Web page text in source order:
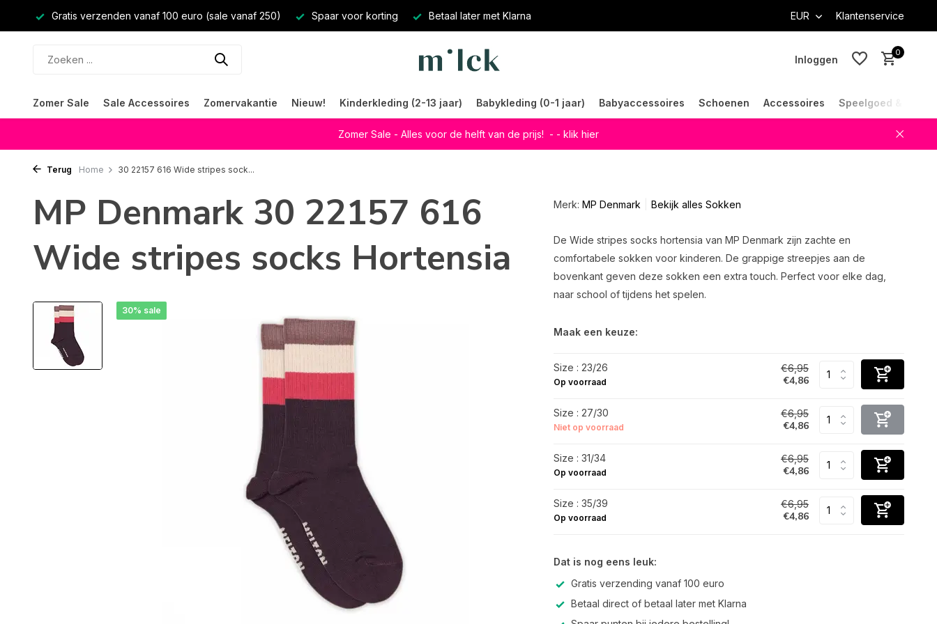
Gratis verzenden vanaf 100 euro (sale vanaf 250) Spaar voor korting Betaal later met Klarna EUR Klantenservice
Inloggen
0
Zomer Sale Sale Accessoires Zomervakantie Nieuw! Kinderkleding (2-13 jaar) Babykleding (0-1 jaar) Babyaccessoires Schoenen Accessoires Speelgoed &
Zomer Sale - Alles voor de helft van de prijs! - - klik hier
Terug Home 30 22157 616 Wide stripes sock...
MP Denmark 30 22157 616
Wide stripes socks Hortensia
30% sale
Merk: MP Denmark Bekijk alles Sokken
De Wide stripes socks hortensia van MP Denmark zijn zachte en
comfortabele sokken voor kinderen. De grappige streepjes aan de
bovenkant geven deze sokken een extra touch. Perfect voor elke dag,
naar school of tijdens het spelen.
Maak een keuze:
Size : 23/26
Op voorraad
€6,95
€4,86
Size : 27/30
Niet op voorraad
€6,95
€4,86
Size : 31/34
Op voorraad
€6,95
€4,86
Size : 35/39
Op voorraad
€6,95
€4,86
Dat is nog eens leuk:
Gratis verzending vanaf 100 euro
Betaal direct of betaal later met Klarna